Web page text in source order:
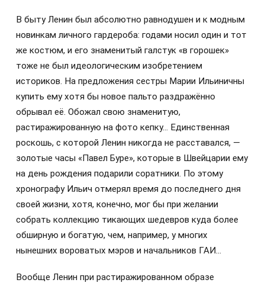
В быту Ленин был абсолютно равнодушен и к модным
новинкам личного гардероба: годами носил один и тот
же костюм, и его знаменитый галстук «в горошек»
тоже не был идеологическим изобретением
историков. На предложения сестры Марии Ильиничны
купить ему хотя бы новое пальто раздражённо
обрывал её. Обожал свою знаменитую,
растиражированную на фото кепку… Единственная
роскошь, с которой Ленин никогда не расставался, —
золотые часы «Павел Буре», которые в Швейцарии ему
на день рождения подарили соратники. По этому
хронографу Ильич отмерял время до последнего дня
своей жизни, хотя, конечно, мог бы при желании
собрать коллекцию тикающих шедевров куда более
обширную и богатую, чем, например, у многих
нынешних вороватых мэров и начальников ГАИ…
Вообще Ленин при растиражированном образе